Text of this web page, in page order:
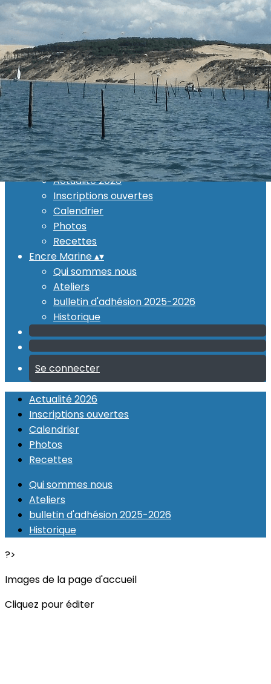
Exporter les lignes sélectionnées
Exporter toutes les colonnes
Exporter uniquement les colonnes affichées
Menu
Ajoutez un logo, un bouton, des réseaux sociaux
Cliquez pour éditer
Evénements▴▾
Actualité 2026
Inscriptions ouvertes
Calendrier
Photos
Recettes
Encre Marine▴▾
Qui sommes nous
Ateliers
bulletin d'adhésion 2025-2026
Historique
Se connecter
Actualité 2026
Inscriptions ouvertes
Calendrier
Photos
Recettes
Qui sommes nous
Ateliers
bulletin d'adhésion 2025-2026
Historique
?>
Images de la page d'accueil
Cliquez pour éditer